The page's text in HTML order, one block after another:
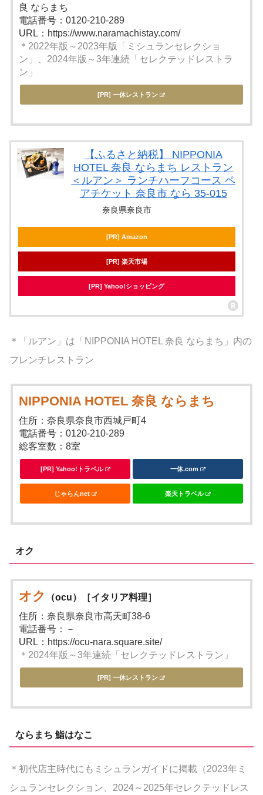
良 ならまち
電話番号：0120-210-289
URL：https://www.naramachistay.com/
＊2022年版～2023年版「ミシュランセレクショ
ン」、2024年版～3年連続「セレクテッドレストラ
ン」
[PR] 一休レストラン
【ふるさと納税】 NIPPONIA
HOTEL 奈良 ならまち レストラン
＜ルアン＞ ランチハーフコース ペ
アチケット 奈良市 なら 35-015
奈良県奈良市
[PR] Amazon
[PR] 楽天市場
[PR] Yahoo!ショッピング
＊「ルアン」は「NIPPONIA HOTEL 奈良 ならまち」内の
フレンチレストラン
NIPPONIA HOTEL 奈良 ならまち
住所：奈良県奈良市西城戸町4
電話番号：0120-210-289
総客室数：8室
[PR] Yahoo!トラベル 一休.com
じゃらんnet 楽天トラベル
オク
オク
（ocu）［イタリア料理］
住所：奈良県奈良市高天町38-6
電話番号：－
URL：https://ocu-nara.square.site/
＊2024年版～3年連続「セレクテッドレストラン」
[PR] 一休レストラン
ならまち 鮨はなこ
＊初代店主時代にもミシュランガイドに掲載（2023年ミ
シュランセレクション、2024～2025年セレクテッドレス